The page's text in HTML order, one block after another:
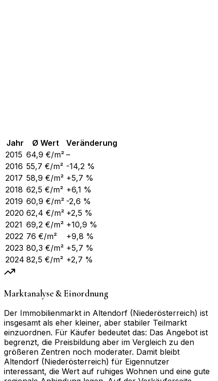
Jahr Ø Wert
Veränderung
2015 64,9 €/m² –
2016 55,7 €/m² -14,2 %
2017 58,9 €/m² +5,7 %
2018 62,5 €/m² +6,1 %
2019 60,9 €/m² -2,6 %
2020 62,4 €/m² +2,5 %
2021 69,2 €/m² +10,9 %
2022 76 €/m²
+9,8 %
2023 80,3 €/m² +5,7 %
2024 82,5 €/m² +2,7 %
Marktanalyse & Einordnung
Der Immobilienmarkt in Altendorf (Niederösterreich) ist
insgesamt als eher kleiner, aber stabiler Teilmarkt
einzuordnen. Für Käufer bedeutet das: Das Angebot ist
begrenzt, die Preisbildung aber im Vergleich zu den
größeren Zentren noch moderater. Damit bleibt
Altendorf (Niederösterreich) für Eigennutzer
interessant, die Wert auf ruhiges Wohnen und eine gute